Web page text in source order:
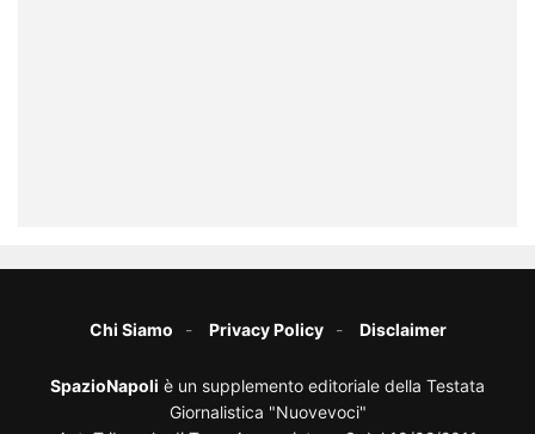
Chi Siamo Privacy Policy Disclaimer
SpazioNapoli è un supplemento editoriale della Testata
Giornalistica "Nuovevoci"